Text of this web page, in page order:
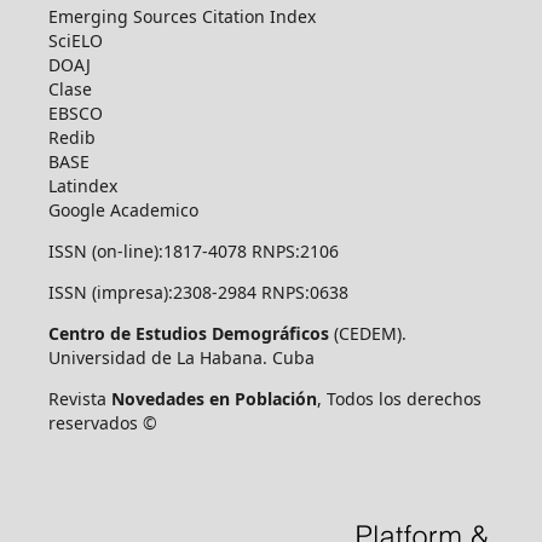
Emerging Sources Citation Index
SciELO
DOAJ
Clase
EBSCO
Redib
BASE
Latindex
Google Academico
ISSN (on-line):1817-4078 RNPS:2106
ISSN (impresa):2308-2984 RNPS:0638
Centro de Estudios Demográficos(CEDEM).
Universidad de La Habana. Cuba
Revista Novedades en Población, Todos los derechos
reservados ©